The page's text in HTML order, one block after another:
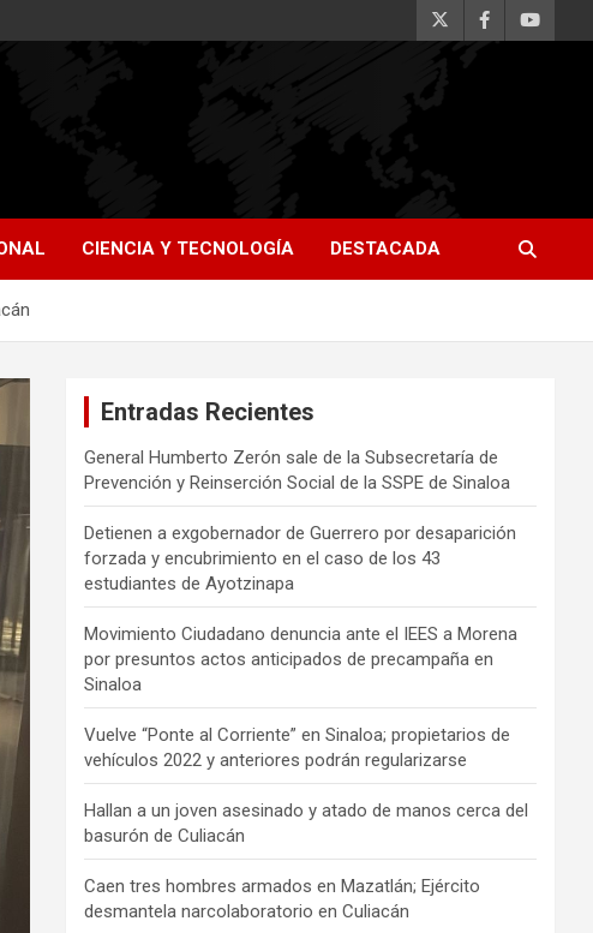
CIENCIA Y TECNOLOGÍA DESTACADA
Entradas Recientes
General Humberto Zerón sale de la Subsecretaría de
Prevención y Reinserción Social de la SSPE de Sinaloa
Detienen a exgobernador de Guerrero por desaparición
forzada y encubrimiento en el caso de los 43
estudiantes de Ayotzinapa
Movimiento Ciudadano denuncia ante el IEES a Morena
por presuntos actos anticipados de precampaña en
Sinaloa
Vuelve “Ponte al Corriente” en Sinaloa; propietarios de
vehículos 2022 y anteriores podrán regularizarse
Hallan a un joven asesinado y atado de manos cerca del
basurón de Culiacán
Caen tres hombres armados en Mazatlán; Ejército
desmantela narcolaboratorio en Culiacán